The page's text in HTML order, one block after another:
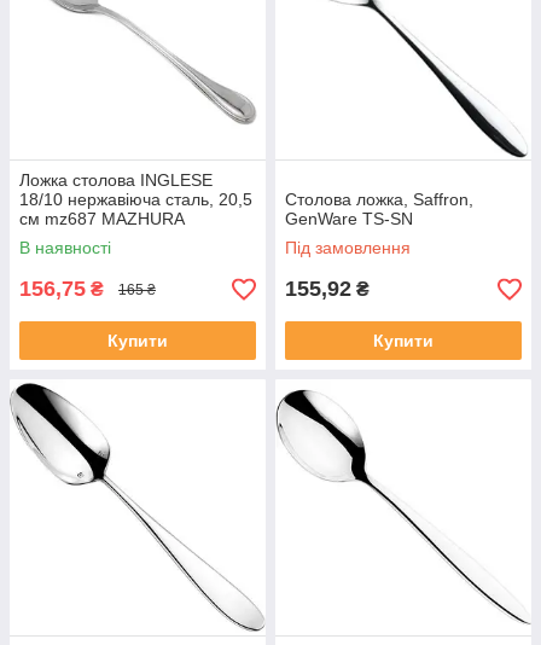
Ложка столова INGLESE
18/10 нержавіюча сталь, 20,5
см mz687 MAZHURA
В наявності
156,75 ₴ 165 ₴
Купити
Столова ложка, Saffron,
GenWare TS-SN
Під замовлення
155,92 ₴
Купити